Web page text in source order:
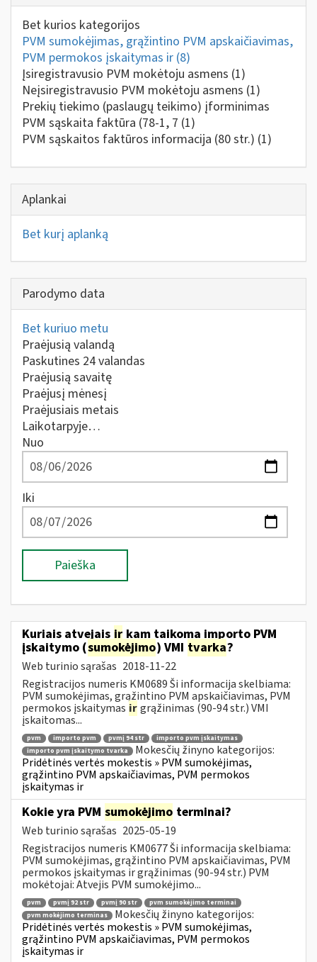
Bet kurios kategorijos
PVM sumokėjimas, grąžintino PVM apskaičiavimas,
PVM permokos įskaitymas ir (8)
Įsiregistravusio PVM mokėtoju asmens (1)
Neįsiregistravusio PVM mokėtoju asmens (1)
Prekių tiekimo (paslaugų teikimo) įforminimas
PVM sąskaita faktūra (78-1, 7 (1)
PVM sąskaitos faktūros informacija (80 str.) (1)
Aplankai
Bet kurį aplanką
Parodymo data
Bet kuriuo metu
Praėjusią valandą
Paskutines 24 valandas
Praėjusią savaitę
Praėjusį mėnesį
Praėjusiais metais
Laikotarpyje…
Nuo
Iki
Paieška
Kuriais atvejais ir kam taikoma importo PVM
įskaitymo (sumokėjimo) VMI tvarka?
Web turinio sąrašas 2018-11-22
Registracijos numeris KM0689 Ši informacija skelbiama:
PVM sumokėjimas, grąžintino PVM apskaičiavimas, PVM
permokos įskaitymas irgrąžinimas (90-94 str.) VMI
įskaitomas...
pvm importo pvm pvmį 94 str
importo pvm įskaitymas
importo pvm įskaitymo tvarka
Mokesčių žinyno kategorijos:
Pridėtinės vertės mokestis » PVM sumokėjimas,
grąžintino PVM apskaičiavimas, PVM permokos
įskaitymas ir
Kokie yra PVM sumokėjimo terminai?
Web turinio sąrašas 2025-05-19
Registracijos numeris KM0677 Ši informacija skelbiama:
PVM sumokėjimas, grąžintino PVM apskaičiavimas, PVM
permokos įskaitymas ir grąžinimas (90-94 str.) PVM
mokėtojai: Atvejis PVM sumokėjimo...
pvm pvmį 92 str pvmį 90 str
pvm sumokėjimo terminai
pvm mokėjimo terminas
Mokesčių žinyno kategorijos:
Pridėtinės vertės mokestis » PVM sumokėjimas,
grąžintino PVM apskaičiavimas, PVM permokos
įskaitymas ir